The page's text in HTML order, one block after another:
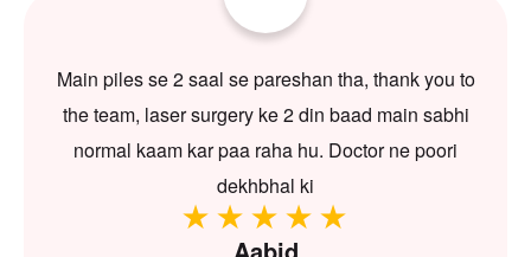
Main piles se 2 saal se pareshan tha, thank you to
the team, laser surgery ke 2 din baad main sabhi
normal kaam kar paa raha hu. Doctor ne poori
dekhbhal ki
Aabid